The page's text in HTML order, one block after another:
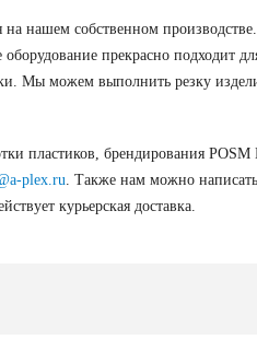
нашем собственном
прекрасно подходит
Мы можем выполнить резку
пластиков, брендирования
plex.ru. Также нам можно
курьерская доставка.